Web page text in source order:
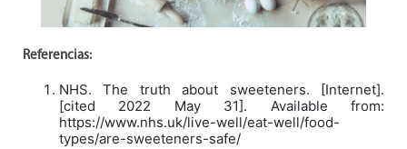
Referencias:
NHS. The truth about sweeteners. [Internet].
[cited 2022 May 31]. Available from:
https://www.nhs.uk/live-well/eat-well/food-
types/are-sweeteners-safe/